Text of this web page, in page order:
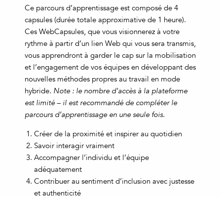
Ce parcours d’apprentissage est composé de 4
capsules (durée totale approximative de 1 heure).
Ces WebCapsules, que vous visionnerez à votre
rythme à partir d’un lien Web qui vous sera transmis,
vous apprendront à garder le cap sur la mobilisation
et l’engagement de vos équipes en développant des
nouvelles méthodes propres au travail en mode
hybride. Note : le nombre d’accès à la plateforme
est limité – il est recommandé de compléter le
parcours d’apprentissage en une seule fois.
Créer de la proximité et inspirer au quotidien
Savoir interagir vraiment
Accompagner l’individu et l’équipe
adéquatement
Contribuer au sentiment d’inclusion avec justesse
et authenticité